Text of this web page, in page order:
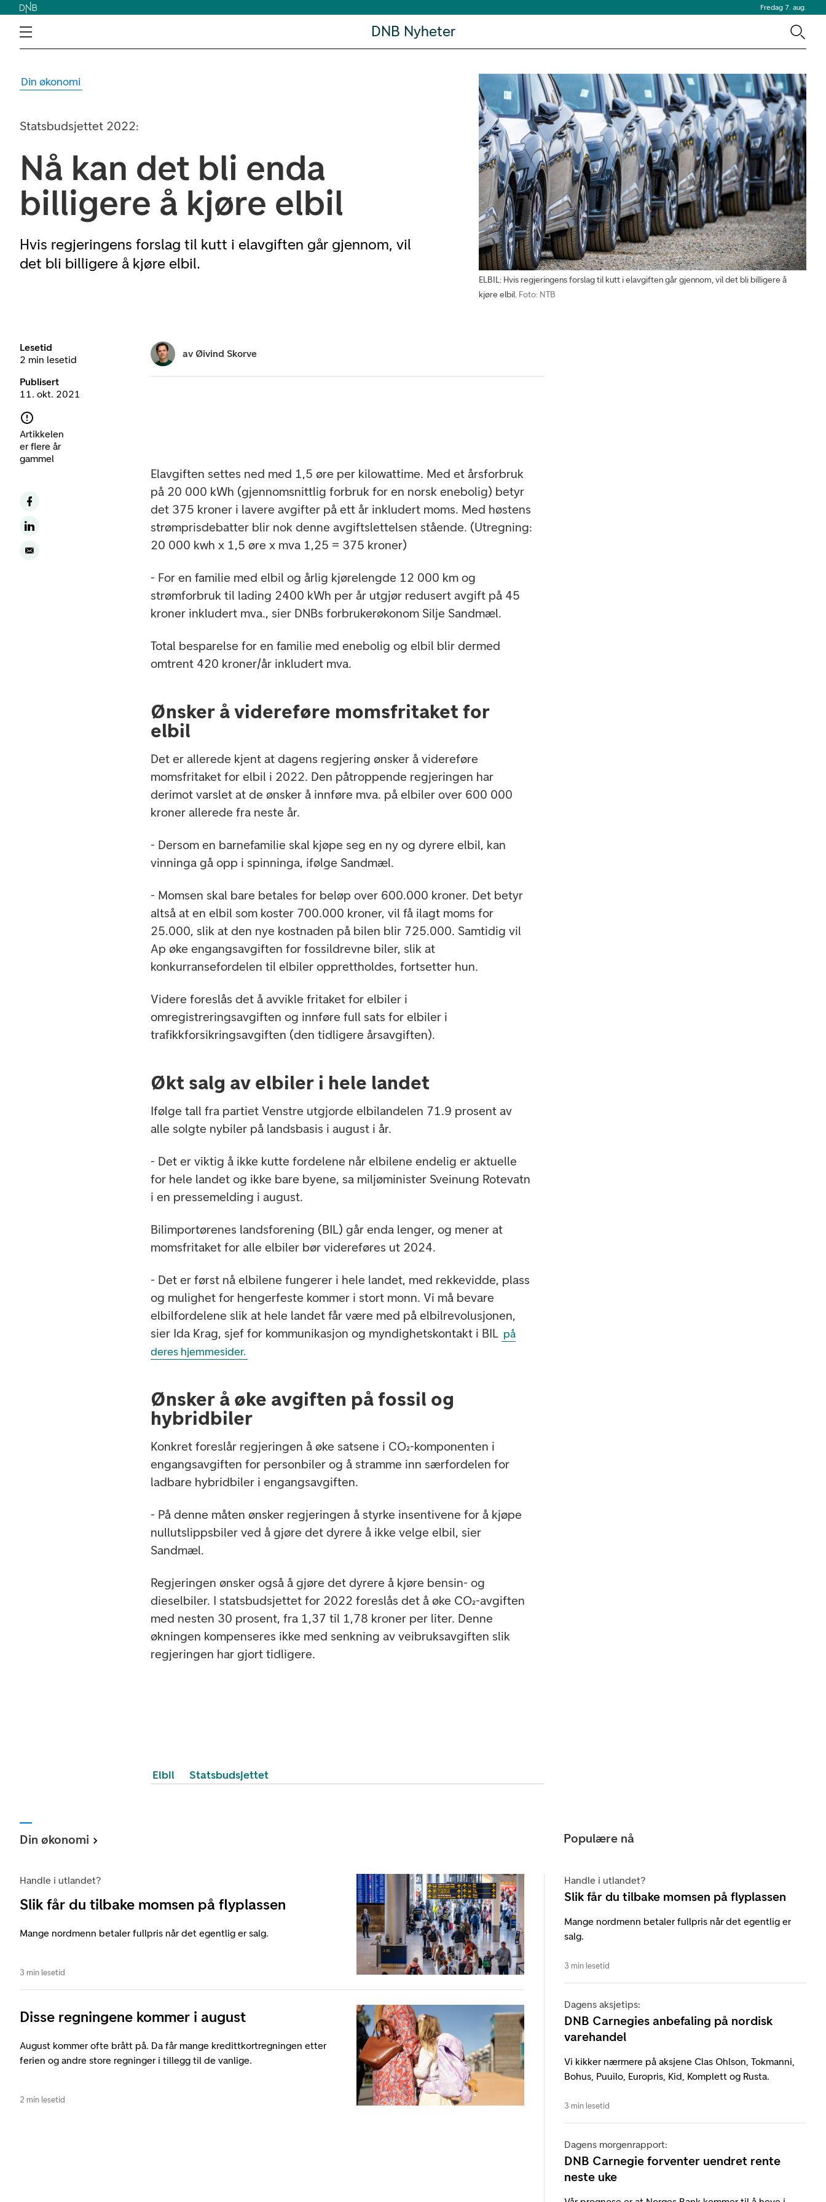
Fredag 7. aug.
DNB Nyheter
Din økonomi
Statsbudsjettet 2022:
Nå kan det bli enda
billigere å kjøre elbil
Hvis regjeringens forslag til kutt i elavgiften går gjennom, vil
det bli billigere å kjøre elbil.
ELBIL: Hvis regjeringens forslag til kutt i elavgiften går gjennom, vil det bli billigere å
kjøre elbil. Foto: NTB
Lesetid
2 min lesetid
Publisert
11. okt. 2021
Artikkelen
er flere år
gammel
av Øivind Skorve
Elavgiften settes ned med 1,5 øre per kilowattime. Med et årsforbruk
på 20 000 kWh (gjennomsnittlig forbruk for en norsk enebolig) betyr
det 375 kroner i lavere avgifter på ett år inkludert moms. Med høstens
strømprisdebatter blir nok denne avgiftslettelsen stående. (Utregning:
20 000 kwh x 1,5 øre x mva 1,25 = 375 kroner)
- For en familie med elbil og årlig kjørelengde 12 000 km og
strømforbruk til lading 2400 kWh per år utgjør redusert avgift på 45
kroner inkludert mva., sier DNBs forbrukerøkonom Silje Sandmæl.
Total besparelse for en familie med enebolig og elbil blir dermed
omtrent 420 kroner/år inkludert mva.
Ønsker å videreføre momsfritaket for
elbil
Det er allerede kjent at dagens regjering ønsker å videreføre
momsfritaket for elbil i 2022. Den påtroppende regjeringen har
derimot varslet at de ønsker å innføre mva. på elbiler over 600 000
kroner allerede fra neste år.
- Dersom en barnefamilie skal kjøpe seg en ny og dyrere elbil, kan
vinninga gå opp i spinninga, ifølge Sandmæl.
- Momsen skal bare betales for beløp over 600.000 kroner. Det betyr
altså at en elbil som koster 700.000 kroner, vil få ilagt moms for
25.000, slik at den nye kostnaden på bilen blir 725.000. Samtidig vil
Ap øke engangsavgiften for fossildrevne biler, slik at
konkurransefordelen til elbiler opprettholdes, fortsetter hun.
Videre foreslås det å avvikle fritaket for elbiler i
omregistreringsavgiften og innføre full sats for elbiler i
trafikkforsikringsavgiften (den tidligere årsavgiften).
Økt salg av elbiler i hele landet
Ifølge tall fra partiet Venstre utgjorde elbilandelen 71.9 prosent av
alle solgte nybiler på landsbasis i august i år.
- Det er viktig å ikke kutte fordelene når elbilene endelig er aktuelle
for hele landet og ikke bare byene, sa miljøminister Sveinung Rotevatn
i en pressemelding i august.
Bilimportørenes landsforening (BIL) går enda lenger, og mener at
momsfritaket for alle elbiler bør videreføres ut 2024.
- Det er først nå elbilene fungerer i hele landet, med rekkevidde, plass
og mulighet for hengerfeste kommer i stort monn. Vi må bevare
elbilfordelene slik at hele landet får være med på elbilrevolusjonen,
sier Ida Krag, sjef for kommunikasjon og myndighetskontakt i BIL på
deres hjemmesider.
Ønsker å øke avgiften på fossil og
hybridbiler
Konkret foreslår regjeringen å øke satsene i CO₂-komponenten i
engangsavgiften for personbiler og å stramme inn særfordelen for
ladbare hybridbiler i engangsavgiften.
- På denne måten ønsker regjeringen å styrke insentivene for å kjøpe
nullutslippsbiler ved å gjøre det dyrere å ikke velge elbil, sier
Sandmæl.
Regjeringen ønsker også å gjøre det dyrere å kjøre bensin- og
dieselbiler. I statsbudsjettet for 2022 foreslås det å øke CO₂-avgiften
med nesten 30 prosent, fra 1,37 til 1,78 kroner per liter. Denne
økningen kompenseres ikke med senkning av veibruksavgiften slik
regjeringen har gjort tidligere.
Elbil Statsbudsjettet
Din økonomi
Handle i utlandet?
Slik får du tilbake momsen på flyplassen
Mange nordmenn betaler fullpris når det egentlig er salg.
3 min lesetid
Disse regningene kommer i august
August kommer ofte brått på. Da får mange kredittkortregningen etter
ferien og andre store regninger i tillegg til de vanlige.
2 min lesetid
Populære nå
Handle i utlandet?
Slik får du tilbake momsen på flyplassen
Mange nordmenn betaler fullpris når det egentlig er
salg.
3 min lesetid
Dagens aksjetips:
DNB Carnegies anbefaling på nordisk
varehandel
Vi kikker nærmere på aksjene Clas Ohlson, Tokmanni,
Bohus, Puuilo, Europris, Kid, Komplett og Rusta.
3 min lesetid
Dagens morgenrapport:
DNB Carnegie forventer uendret rente
neste uke